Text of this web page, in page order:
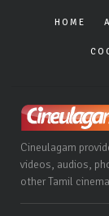
HOME
Cineulagam
videos, audios,
other Tamil